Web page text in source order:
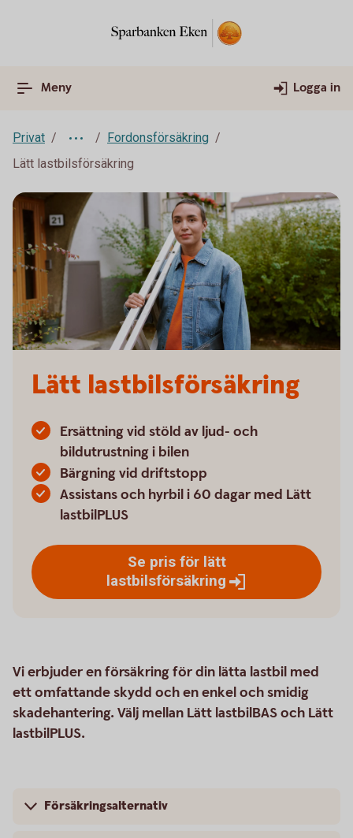
Meny Logga in
Privat
Fordonsförsäkring
Lätt lastbilsförsäkring
Lätt lastbilsförsäkring
Ersättning vid stöld av ljud- och
bildutrustning i bilen
Bärgning vid driftstopp
Assistans och hyrbil i 60 dagar med Lätt
lastbilPLUS
Se pris för lätt
lastbilsförsäkring
Vi erbjuder en försäkring för din lätta lastbil med
ett omfattande skydd och en enkel och smidig
skadehantering. Välj mellan Lätt lastbilBAS och Lätt
lastbilPLUS.
Försäkringsalternativ